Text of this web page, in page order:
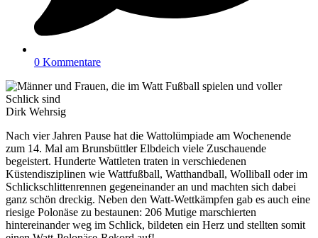
0 Kommentare
Dirk Wehrsig
Nach vier Jahren Pause hat die Wattolümpiade am Wochenende
zum 14. Mal am Brunsbüttler Elbdeich viele Zuschauende
begeistert. Hunderte Wattleten traten in verschiedenen
Küstendisziplinen wie Wattfußball, Watthandball, Wolliball oder im
Schlickschlittenrennen gegeneinander an und machten sich dabei
ganz schön dreckig. Neben den Watt-Wettkämpfen gab es auch eine
riesige Polonäse zu bestaunen: 206 Mutige marschierten
hintereinander weg im Schlick, bildeten ein Herz und stellten somit